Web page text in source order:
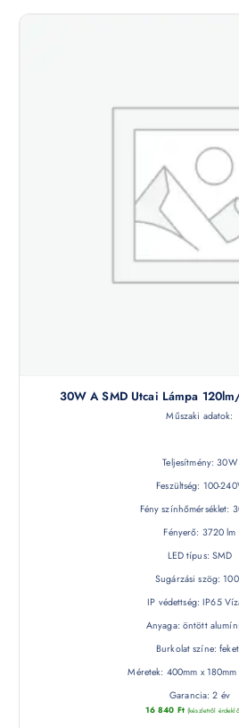
30W A SMD Utcai Lámpa
Műszaki adatok:
Teljesítmény: 30W
Feszültség: 100-
Fény színhőmérséklet:
Fényerő: 3720 lm
LED típus: SMD
Sugárzási szög: 100
IP védettség: IP65
Anyaga: öntött
Burkolat színe:
Méretek: 400mm x 180mm
Garancia: 2 év
16 840 Ft (készletről